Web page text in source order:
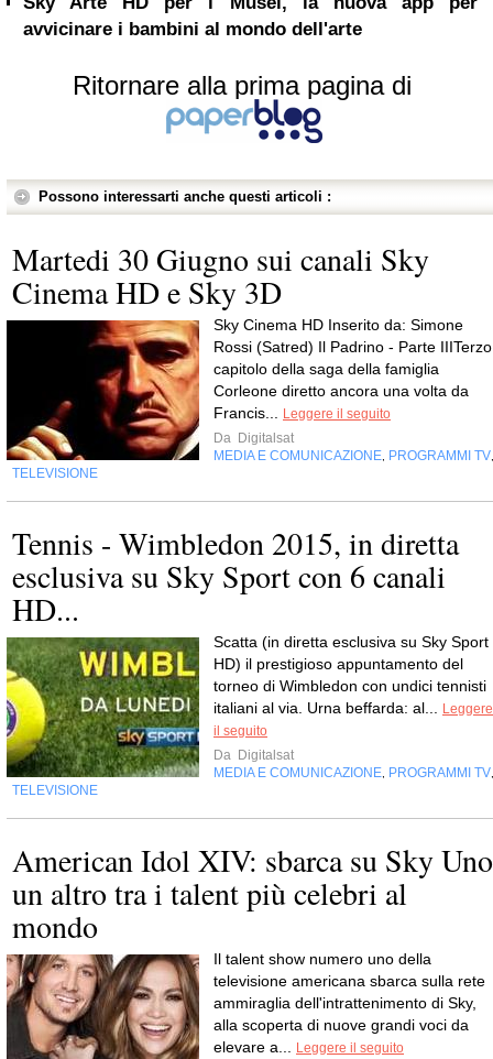
avvicinare i bambini al mondo dell'arte
Ritornare alla prima pagina di
Possono interessarti anche questi articoli :
Martedi 30 Giugno sui canali Sky
Cinema HD e Sky 3D
Sky Cinema HD Inserito da: Simone
Rossi (Satred) Il Padrino - Parte IIITerzo
capitolo della saga della famiglia
Corleone diretto ancora una volta da
Francis...
Leggere il seguito
Da Digitalsat
MEDIA E COMUNICAZIONE PROGRAMMI TV
TELEVISIONE
Tennis - Wimbledon 2015, in diretta
esclusiva su Sky Sport con 6 canali
HD...
Scatta (in diretta esclusiva su Sky Sport
HD) il prestigioso appuntamento del
torneo di Wimbledon con undici tennisti
italiani al via. Urna beffarda: al...
Leggere
il seguito
Da Digitalsat
MEDIA E COMUNICAZIONE PROGRAMMI TV
TELEVISIONE
American Idol XIV: sbarca su Sky Uno
un altro tra i talent più celebri al
mondo
Il talent show numero uno della
televisione americana sbarca sulla rete
ammiraglia dell'intrattenimento di Sky,
alla scoperta di nuove grandi voci da
elevare a...
Leggere il seguito